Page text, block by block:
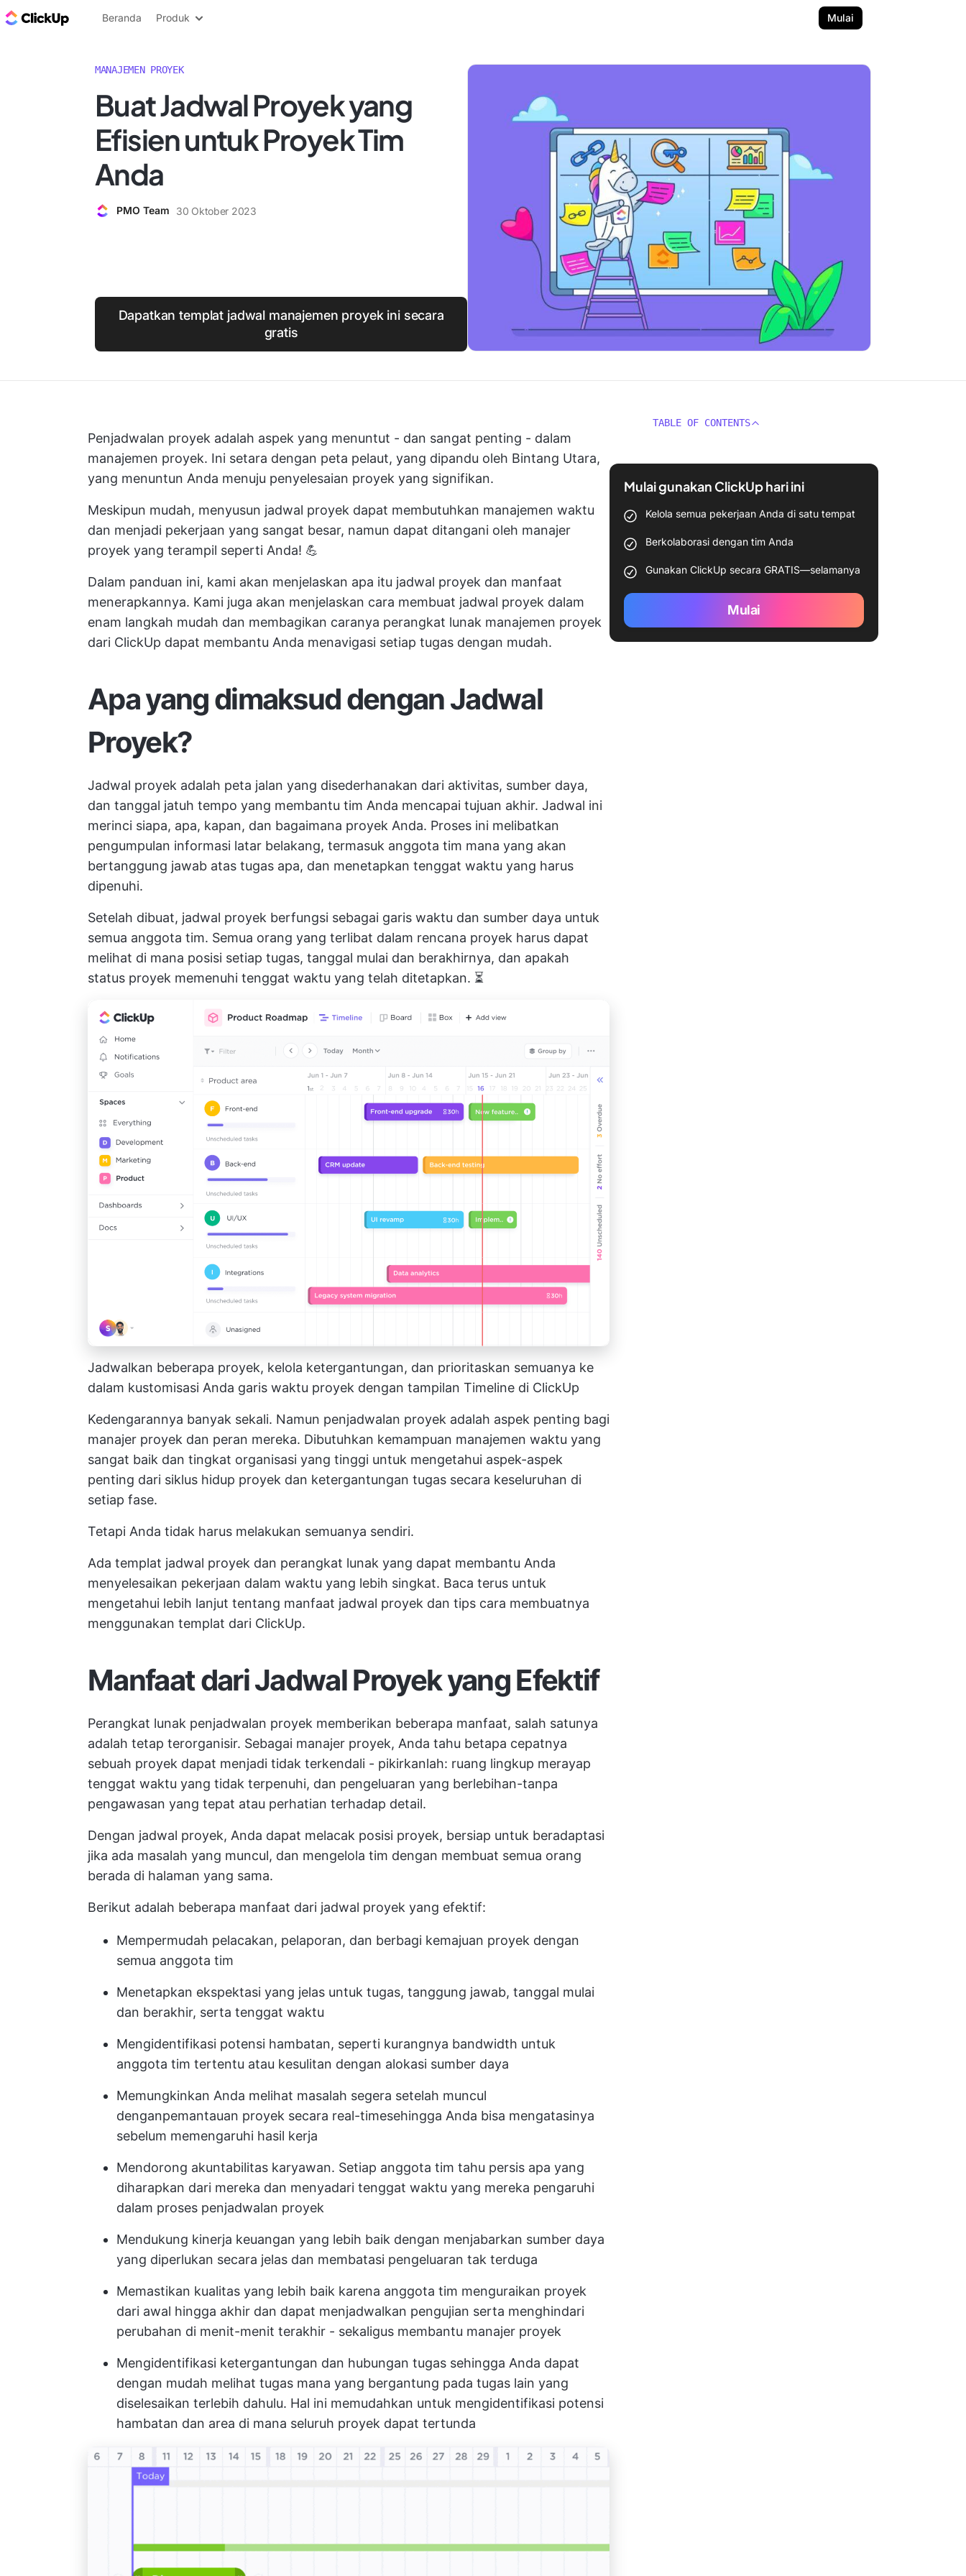
Blog ClickUp
Beranda Produk Mulai
MANAJEMEN PROYEK
Buat Jadwal Proyek yang
Efisien untuk Proyek Tim
Anda
PMO Team 30 Oktober 2023
Dapatkan templat jadwal manajemen proyek ini secara
gratis
Penjadwalan proyek adalah aspek yang menuntut - dan sangat penting - dalam
manajemen proyek. Ini setara dengan peta pelaut, yang dipandu oleh Bintang Utara,
yang menuntun Anda menuju penyelesaian proyek yang signifikan.
Meskipun mudah, menyusun jadwal proyek dapat membutuhkan manajemen waktu
dan menjadi pekerjaan yang sangat besar, namun dapat ditangani oleh manajer
proyek yang terampil seperti Anda! 💪
Dalam panduan ini, kami akan menjelaskan apa itu jadwal proyek dan manfaat
menerapkannya. Kami juga akan menjelaskan cara membuat jadwal proyek dalam
enam langkah mudah dan membagikan caranya perangkat lunak manajemen proyek
dari ClickUp dapat membantu Anda menavigasi setiap tugas dengan mudah.
Apa yang dimaksud dengan Jadwal
Proyek?
Jadwal proyek adalah peta jalan yang disederhanakan dari aktivitas, sumber daya,
dan tanggal jatuh tempo yang membantu tim Anda mencapai tujuan akhir. Jadwal ini
merinci siapa, apa, kapan, dan bagaimana proyek Anda. Proses ini melibatkan
pengumpulan informasi latar belakang, termasuk anggota tim mana yang akan
bertanggung jawab atas tugas apa, dan menetapkan tenggat waktu yang harus
dipenuhi.
Setelah dibuat, jadwal proyek berfungsi sebagai garis waktu dan sumber daya untuk
semua anggota tim. Semua orang yang terlibat dalam rencana proyek harus dapat
melihat di mana posisi setiap tugas, tanggal mulai dan berakhirnya, dan apakah
status proyek memenuhi tenggat waktu yang telah ditetapkan. ⏳
Jadwalkan beberapa proyek, kelola ketergantungan, dan prioritaskan semuanya ke
dalam kustomisasi Anda garis waktu proyek dengan tampilan Timeline di ClickUp
Kedengarannya banyak sekali. Namun penjadwalan proyek adalah aspek penting bagi
manajer proyek dan peran mereka. Dibutuhkan kemampuan manajemen waktu yang
sangat baik dan tingkat organisasi yang tinggi untuk mengetahui aspek-aspek
penting dari siklus hidup proyek dan ketergantungan tugas secara keseluruhan di
setiap fase.
Tetapi Anda tidak harus melakukan semuanya sendiri.
Ada templat jadwal proyek dan perangkat lunak yang dapat membantu Anda
menyelesaikan pekerjaan dalam waktu yang lebih singkat. Baca terus untuk
mengetahui lebih lanjut tentang manfaat jadwal proyek dan tips cara membuatnya
menggunakan templat dari ClickUp.
Manfaat dari Jadwal Proyek yang Efektif
Perangkat lunak penjadwalan proyek memberikan beberapa manfaat, salah satunya
adalah tetap terorganisir. Sebagai manajer proyek, Anda tahu betapa cepatnya
sebuah proyek dapat menjadi tidak terkendali - pikirkanlah: ruang lingkup merayap
tenggat waktu yang tidak terpenuhi, dan pengeluaran yang berlebihan-tanpa
pengawasan yang tepat atau perhatian terhadap detail.
Dengan jadwal proyek, Anda dapat melacak posisi proyek, bersiap untuk beradaptasi
jika ada masalah yang muncul, dan mengelola tim dengan membuat semua orang
berada di halaman yang sama.
Berikut adalah beberapa manfaat dari jadwal proyek yang efektif:
Mempermudah pelacakan, pelaporan, dan berbagi kemajuan proyek dengan
semua anggota tim
Menetapkan ekspektasi yang jelas untuk tugas, tanggung jawab, tanggal mulai
dan berakhir, serta tenggat waktu
Mengidentifikasi potensi hambatan, seperti kurangnya bandwidth untuk
anggota tim tertentu atau kesulitan dengan alokasi sumber daya
Memungkinkan Anda melihat masalah segera setelah muncul
denganpemantauan proyek secara real-timesehingga Anda bisa mengatasinya
sebelum memengaruhi hasil kerja
Mendorong akuntabilitas karyawan. Setiap anggota tim tahu persis apa yang
diharapkan dari mereka dan menyadari tenggat waktu yang mereka pengaruhi
dalam proses penjadwalan proyek
Mendukung kinerja keuangan yang lebih baik dengan menjabarkan sumber daya
yang diperlukan secara jelas dan membatasi pengeluaran tak terduga
Memastikan kualitas yang lebih baik karena anggota tim menguraikan proyek
dari awal hingga akhir dan dapat menjadwalkan pengujian serta menghindari
perubahan di menit-menit terakhir - sekaligus membantu manajer proyek
Mengidentifikasi ketergantungan dan hubungan tugas sehingga Anda dapat
dengan mudah melihat tugas mana yang bergantung pada tugas lain yang
diselesaikan terlebih dahulu. Hal ini memudahkan untuk mengidentifikasi potensi
hambatan dan area di mana seluruh proyek dapat tertunda
TABLE OF CONTENTS
Mulai gunakan ClickUp hari ini
Kelola semua pekerjaan Anda di satu tempat
Berkolaborasi dengan tim Anda
Gunakan ClickUp secara GRATIS—selamanya
Mulai